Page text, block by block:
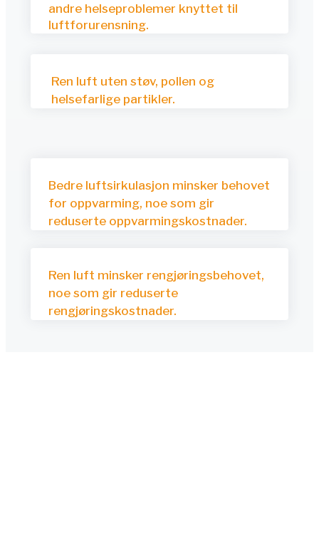
andre helseproblemer knyttet til
luftforurensning.
Ren luft uten støv, pollen og
helsefarlige partikler.
Bedre luftsirkulasjon minsker behovet
for oppvarming, noe som gir
reduserte oppvarmingskostnader.
Ren luft minsker rengjøringsbehovet,
noe som gir reduserte
rengjøringskostnader.